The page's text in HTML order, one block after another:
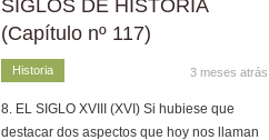
SIGLOS DE HISTORIA
(Capítulo nº 117)
Historia 3 meses atrás
8. EL SIGLO XVIII (XVI) Si hubiese que
destacar dos aspectos que hoy nos llaman